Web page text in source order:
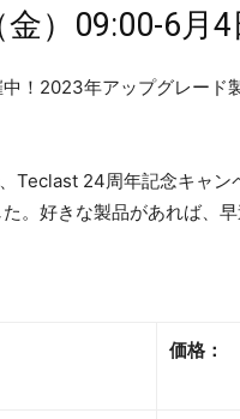
）09:00-6月
Teclast 24周年記念キャン
。好きな製品があれば、
価格：